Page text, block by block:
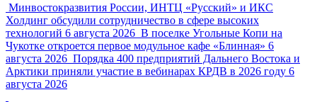
Минвостокразвития России, ИНТЦ «Русский» и ИКС
Холдинг обсудили сотрудничество в сфере высоких
технологий 6 августа 2026 В поселке Угольные Копи на
Чукотке откроется первое модульное кафе «Блинная» 6
августа 2026 Порядка 400 предприятий Дальнего Востока и
Арктики приняли участие в вебинарах КРДВ в 2026 году 6
августа 2026